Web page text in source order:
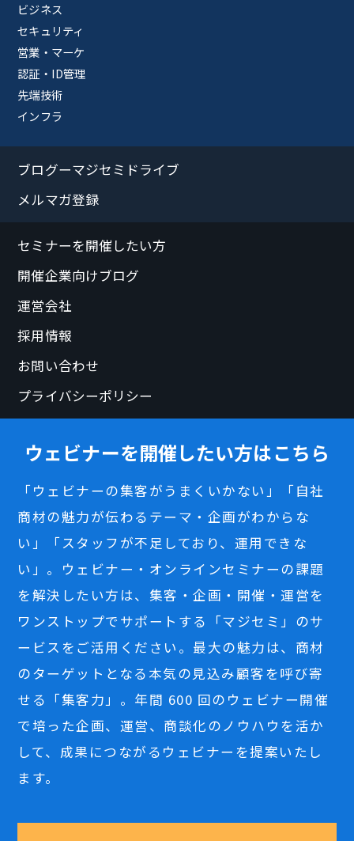
ビジネス
セキュリティ
営業・マーケ
認証・ID管理
先端技術
インフラ
ブログーマジセミドライブ
メルマガ登録
セミナーを開催したい方
開催企業向けブログ
運営会社
採用情報
お問い合わせ
プライバシーポリシー
ウェビナーを開催したい方はこちら
「ウェビナーの集客がうまくいかない」「自社
商材の魅力が伝わるテーマ・企画がわからな
い」「スタッフが不足しており、運用できな
い」。ウェビナー・オンラインセミナーの課題
を解決したい方は、集客・企画・開催・運営を
ワンストップでサポートする「マジセミ」のサ
ービスをご活用ください。最大の魅力は、商材
のターゲットとなる本気の見込み顧客を呼び寄
せる「集客力」。年間 600 回のウェビナー開催
で培った企画、運営、商談化のノウハウを活か
して、成果につながるウェビナーを提案いたし
ます。